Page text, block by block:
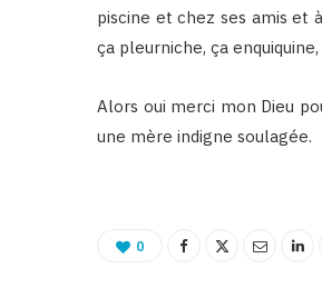
piscine et chez ses amis et
ça pleurniche, ça
Alors oui merci mon Dieu
une mère indigne soulagée.
0